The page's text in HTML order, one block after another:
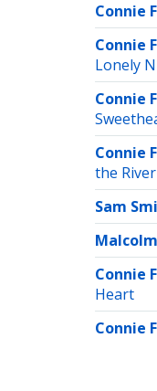
Connie
Connie
Lonely
Connie
Connie
the River
Sam
Connie
Heart
Connie